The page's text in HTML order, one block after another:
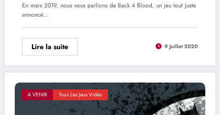
En mars 2019, nous vous parlions de Back 4 Blood, un jeu tout juste
annoncé…
Lire la suite 9 Juillet 2020
A VENIR Tous Les Jeux Vidéo